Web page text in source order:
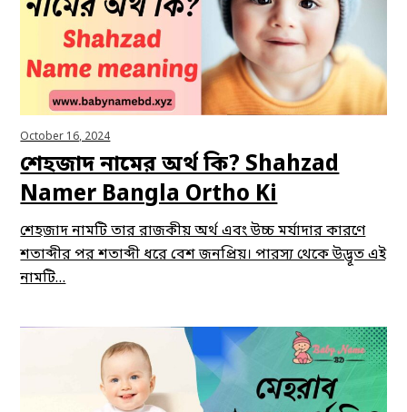
October 16, 2024
শেহজাদ নামের অর্থ কি? Shahzad
Namer Bangla Ortho Ki
শেহজাদ নামটি তার রাজকীয় অর্থ এবং উচ্চ মর্যাদার কারণে
শতাব্দীর পর শতাব্দী ধরে বেশ জনপ্রিয়। পারস্য থেকে উদ্ভূত এই
নামটি…